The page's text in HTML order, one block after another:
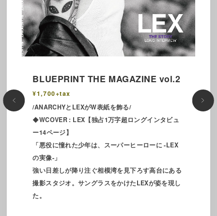
BLUEPRINT THE MAGAZINE vol.2
¥1,700+tax
/ANARCHYとLEXがW表紙を飾る/
◆WCOVER : LEX【独占1万字超ロングインタビュ
ー14ページ】
「悪役に憧れた少年は、スーパーヒーローに -LEX
の実像-」
強い日差しが降り注ぐ相模湾を見下ろす高台にある
撮影スタジオ。サングラスをかけたLEXが姿を現し
た。